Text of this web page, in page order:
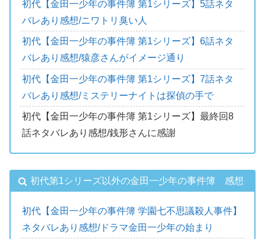
初代【金田一少年の事件簿 第1シリーズ】5話ネタ
バレあり感想/ニワトリ臭い人
初代【金田一少年の事件簿 第1シリーズ】6話ネタ
バレあり感想/猿彦さんがイメージ通り
初代【金田一少年の事件簿 第1シリーズ】7話ネタ
バレあり感想/ミステリーナイトは探偵の手で
初代【金田一少年の事件簿 第1シリーズ】最終回8
話ネタバレあり感想/銭形さんに感謝
初代第1シリーズ以外の金田一少年の事件簿 感想
初代【金田一少年の事件簿 学園七不思議殺人事件】
ネタバレあり感想/ドラマ金田一少年の始まり